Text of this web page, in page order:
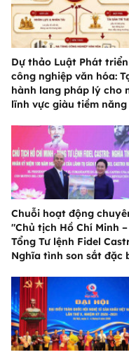
Dự thảo Luật Phát triển
công nghiệp văn hóa:
hành lang pháp lý cho
lĩnh vực giàu tiềm năng
Chuỗi hoạt động
"Chủ tịch Hồ Chí Minh –
Tổng Tư lệnh Fidel
Nghĩa tình son sắt đặc